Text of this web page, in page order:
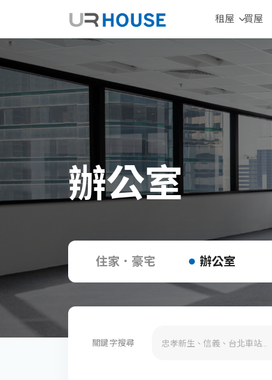
租屋 買屋
辦公室
住家．豪宅 辦公室
關鍵字搜尋